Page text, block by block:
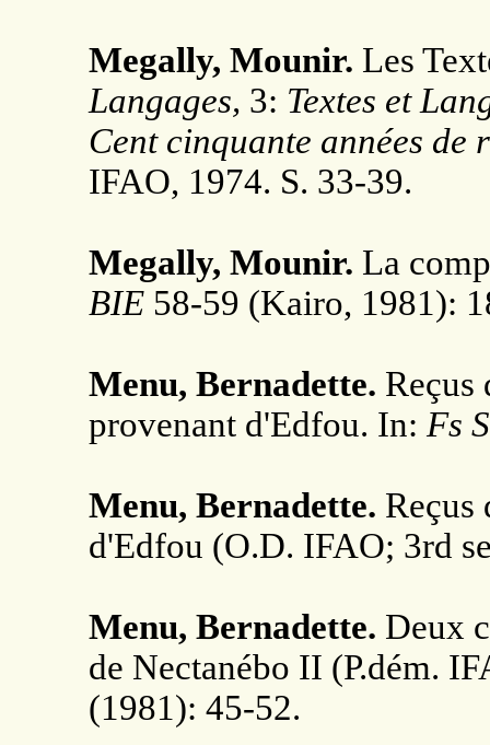
Megally, Mounir. Les
Langages, 3: Textes et
Cent cinquante années de
IFAO, 1974. S. 33-39.
Megally, Mounir. La
BIE58-59 (Kairo, 1981):
Menu, Bernadette. Reçus
provenant d'Edfou. In: Fs
Menu, Bernadette. Reçus
d'Edfou (O.D. IFAO; 3rd
Menu, Bernadette. Deux
de Nectanébo II (P.dém.
(1981): 45-52.